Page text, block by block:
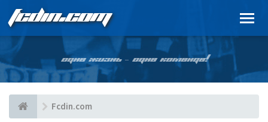
FCDIN.COM
ОДНА ЖИЗНЬ – ОДНА КОМАНДА!
Fcdin.com